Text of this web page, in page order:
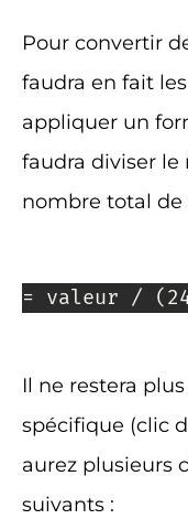
Pour convertir
faudra en fait
appliquer un
faudra diviser
nombre total de
= valeur /
Il ne restera
spécifique (clic
aurez plusieurs
suivants :